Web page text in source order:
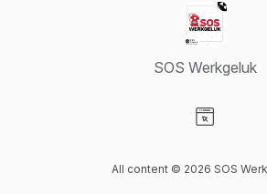
SOS Werkgeluk
All content © 2026 SOS